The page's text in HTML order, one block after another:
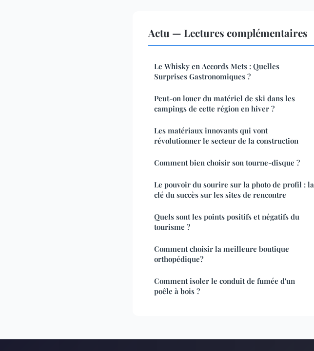
Actu — Lectures complémentaires
Le Whisky en Accords Mets : Quelles
Surprises Gastronomiques ?
Peut-on louer du matériel de ski dans les
campings de cette région en hiver ?
Les matériaux innovants qui vont
révolutionner le secteur de la construction
Comment bien choisir son tourne-disque ?
Le pouvoir du sourire sur la photo de profil : la
clé du succès sur les sites de rencontre
Quels sont les points positifs et négatifs du
tourisme ?
Comment choisir la meilleure boutique
orthopédique?
Comment isoler le conduit de fumée d'un
poêle à bois ?